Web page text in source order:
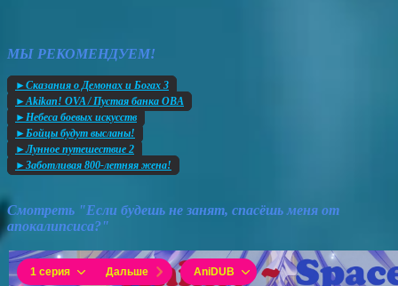
МЫ РЕКОМЕНДУЕМ!
►Сказания о Демонах и Богах 3
►Akikan! OVA / Пустая банка ОВА
►Небеса боевых искусств
►Бойцы будут высланы!
►Лунное путешествие 2
►Заботливая 800-летняя жена!
Смотреть "Если будешь не занят, спасёшь меня от
апокалипсиса?"